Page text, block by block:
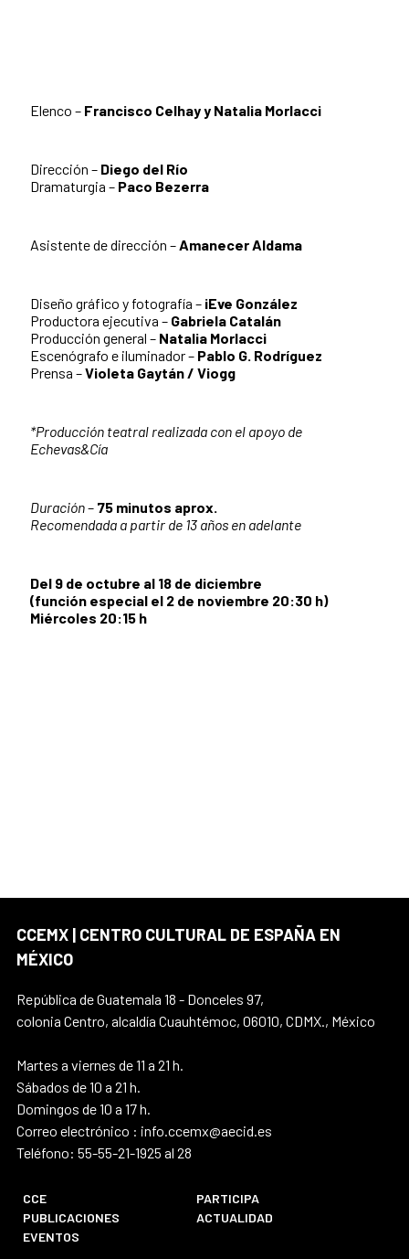
Elenco – Francisco Celhay y Natalia Morlacci
Dirección – Diego del Río
Dramaturgia – Paco Bezerra
Asistente de dirección –Amanecer Aldama
Diseño gráfico y fotografía – iEve González
Productora ejecutiva – Gabriela Catalán
Producción general – Natalia Morlacci
Escenógrafo e iluminador – Pablo G. Rodríguez
Prensa –Violeta Gaytán / Viogg
*Producción teatral realizada con el apoyo de
Echevas&Cía
Duración– 75 minutos aprox.
Recomendada a partir de 13 años en adelante
Del 9 de octubre al 18 de diciembre
(función especial el 2 de noviembre 20:30 h)
Miércoles 20:15 h
CCEMX | CENTRO CULTURAL DE ESPAÑA EN
MÉXICO
República de Guatemala 18 - Donceles 97,
colonia Centro, alcaldía Cuauhtémoc, 06010, CDMX., México
Martes a viernes de 11 a 21 h.
Sábados de 10 a 21 h.
Domingos de 10 a 17 h.
Correo electrónico : info.ccemx@aecid.es
Teléfono: 55-55-21-1925 al 28
CCE
PARTICIPA
PUBLICACIONES
ACTUALIDAD
EVENTOS